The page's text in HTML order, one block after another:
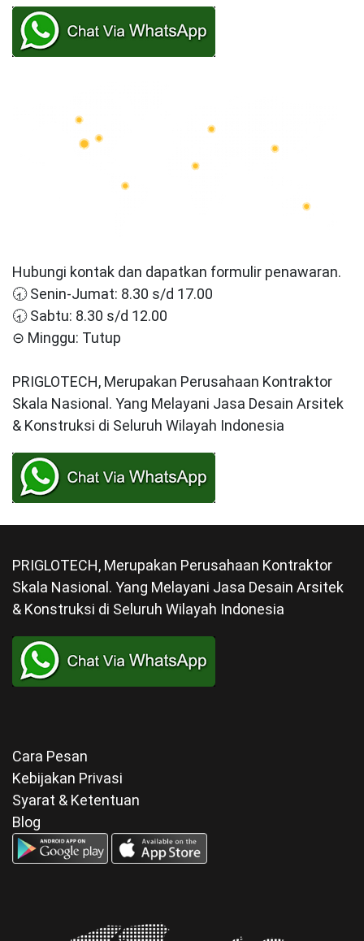
Hubungi kontak dan dapatkan formulir penawaran.
🕣 Senin-Jumat: 8.30 s/d 17.00
🕣 Sabtu: 8.30 s/d 12.00
⊝ Minggu: Tutup
PRIGLOTECH, Merupakan Perusahaan Kontraktor
Skala Nasional. Yang Melayani Jasa Desain Arsitek
& Konstruksi di Seluruh Wilayah Indonesia
PRIGLOTECH, Merupakan Perusahaan Kontraktor
Skala Nasional. Yang Melayani Jasa Desain Arsitek
& Konstruksi di Seluruh Wilayah Indonesia
Cara Pesan
Kebijakan Privasi
Syarat & Ketentuan
Blog